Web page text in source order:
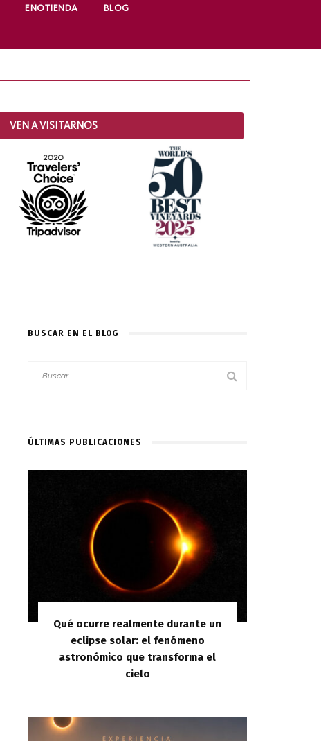
ENOTIENDA BLOG
VEN A VISITARNOS
BUSCAR EN EL BLOG
ÚLTIMAS PUBLICACIONES
Qué ocurre realmente durante un
eclipse solar: el fenómeno
astronómico que transforma el
cielo